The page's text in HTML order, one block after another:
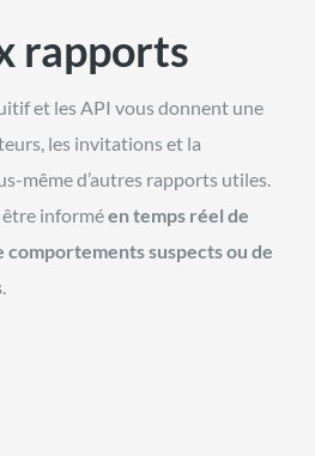
rapports
et les API vous donnent une
les invitations et la
même d’autres rapports utiles.
être informéen temps réel de
suspects ou de
.